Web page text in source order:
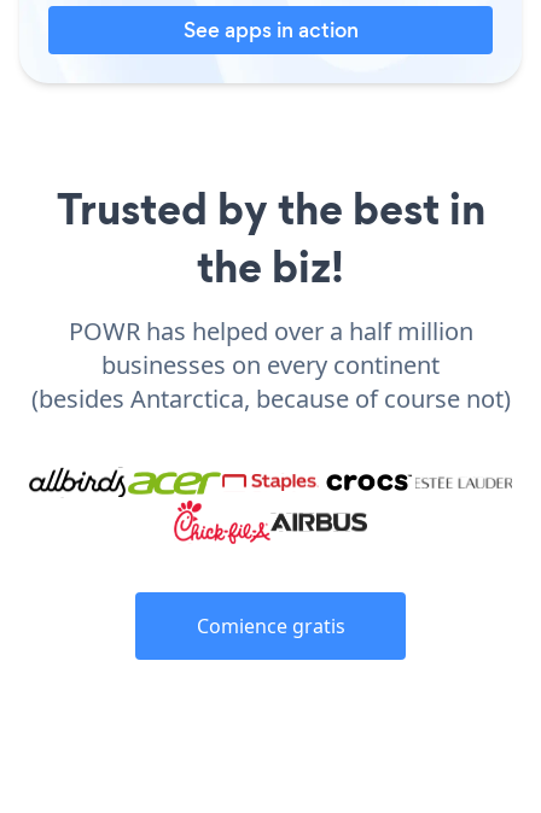
See apps in action
Trusted by the best in
the biz!
POWR has helped over a half million
businesses on every continent
(besides Antarctica, because of course not)
Comience gratis